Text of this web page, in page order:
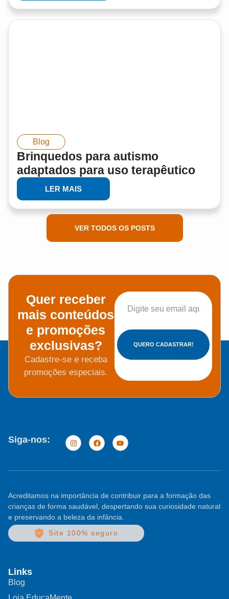
Blog
Brinquedos para autismo
adaptados para uso terapêutico
LER MAIS
VER TODOS OS POSTS
Quer receber
mais conteúdos
e promoções
exclusivas?
Cadastre-se e receba
promoções especiais.
QUERO CADASTRAR!
Siga-nos:
Acreditamos na importância de contribuir para a formação das
crianças de forma saudável, despertando sua curiosidade natural
e preservando a beleza da infância.
Site 100% seguro
Links
Blog